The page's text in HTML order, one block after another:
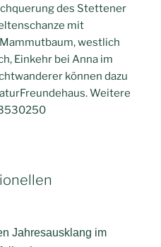
des Stettener
mit
westlich
Einkehr bei Anna im
können dazu
Weitere
Jahresausklang im